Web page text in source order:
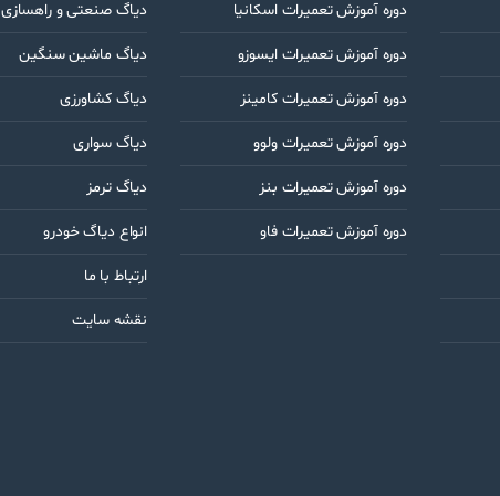
l
دوره آموزش تعمیرات اسکانیا
دوره آموزش تعمیرات ایسوزو
دوره آموزش تعمیرات کامینز
دوره آموزش تعمیرات ولوو
دوره آموزش تعمیرات بنز
دوره آموزش تعمیرات فاو
دیاگ صنعتی و راهسازی
دیاگ ماشین سنگین
دیاگ کشاورزی
دیاگ سواری
دیاگ ترمز
انواع دیاگ خودرو
ارتباط با ما
نقشه سایت